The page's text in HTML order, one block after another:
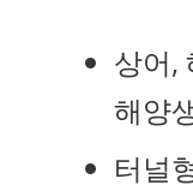
상어,
해양
터널